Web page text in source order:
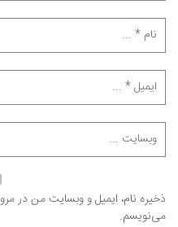
ذخیره نام، ایمیل و وبسایت من در
می‌نویسم.